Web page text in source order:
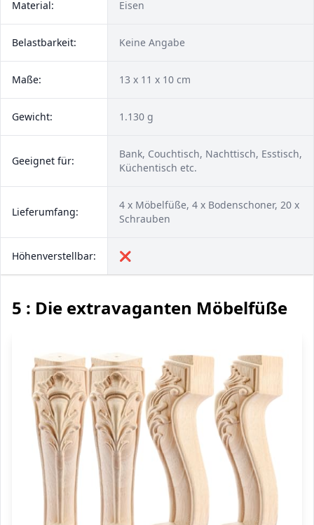
Material: Eisen
Belastbarkeit: Keine Angabe
Maße: 13 x 11 x 10 cm
Gewicht: 1.130 g
Geeignet für:
Bank, Couchtisch, Nachttisch, Esstisch,
Küchentisch etc.
Lieferumfang:
4 x Möbelfüße, 4 x Bodenschoner, 20 x
Schrauben
Höhenverstellbar: ❌
5 : Die extravaganten Möbelfüße